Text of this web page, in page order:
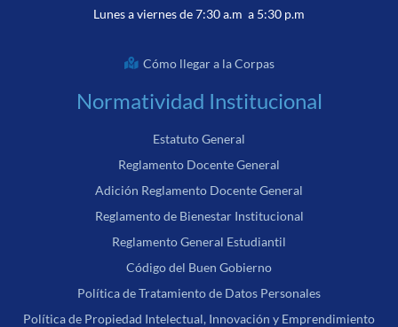
Lunes a viernes de 7:30 a.m a 5:30 p.m
Cómo llegar a la Corpas
Normatividad Institucional
Estatuto General
Reglamento Docente General
Adición Reglamento Docente General
Reglamento de Bienestar Institucional
Reglamento General Estudiantil
Código del Buen Gobierno
Política de Tratamiento de Datos Personales
Política de Propiedad Intelectual, Innovación y Emprendimiento